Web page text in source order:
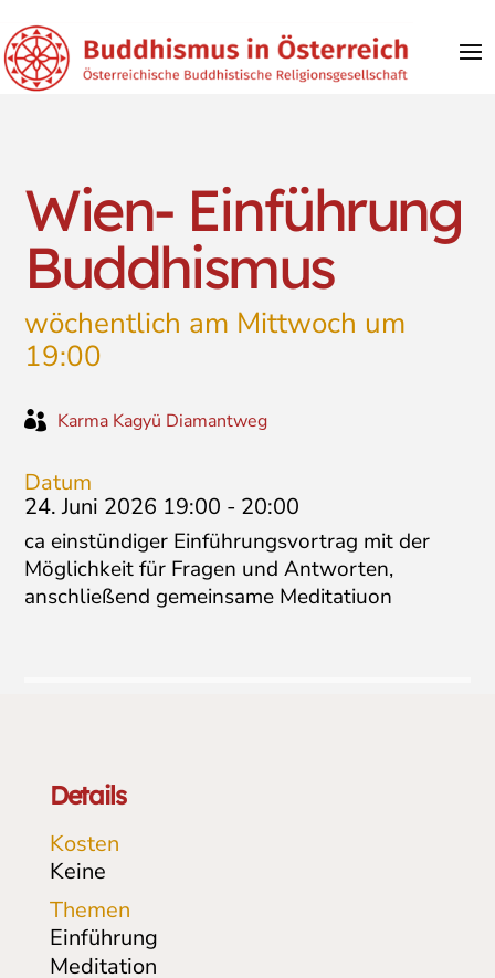
Wien- Einführung
Buddhismus
wöchentlich am Mittwoch um
19:00
 Karma Kagyü Diamantweg
Datum
24. Juni 2026 19:00 - 20:00
ca einstündiger Einführungsvortrag mit der
Möglichkeit für Fragen und Antworten,
anschließend gemeinsame Meditatiuon
Details
Kosten
Keine
Themen
Einführung
Meditation